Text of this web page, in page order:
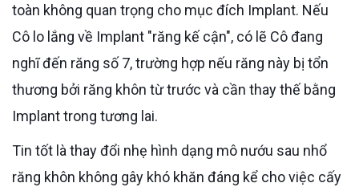
toàn không quan trọng cho mục đích Implant. Nếu
Cô lo lắng về Implant "răng kế cận", có lẽ Cô đang
nghĩ đến răng số 7, trường hợp nếu răng này bị tổn
thương bởi răng khôn từ trước và cần thay thế bằng
Implant trong tương lai.
Tin tốt là thay đổi nhẹ hình dạng mô nướu sau nhổ
răng khôn không gây khó khăn đáng kể cho việc cấy